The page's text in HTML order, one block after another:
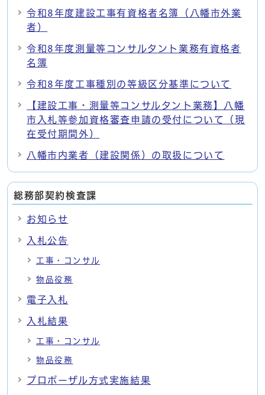
令和8年度建設工事有資格者名簿（八幡市外業
者）
令和8年度測量等コンサルタント業務有資格者
名簿
令和8年度工事種別の等級区分基準について
【建設工事・測量等コンサルタント業務】八幡
市入札等参加資格審査申請の受付について（現
在受付期間外）
八幡市内業者（建設関係）の取扱について
総務部契約検査課
お知らせ
入札公告
工事・コンサル
物品役務
電子入札
入札結果
工事・コンサル
物品役務
プロポーザル方式実施結果